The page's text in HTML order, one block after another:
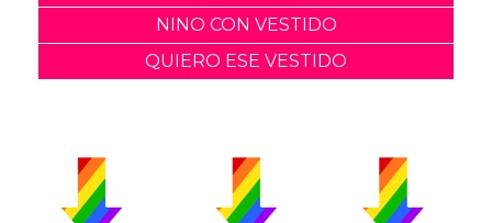
NINO CON VESTIDO
QUIERO ESE VESTIDO